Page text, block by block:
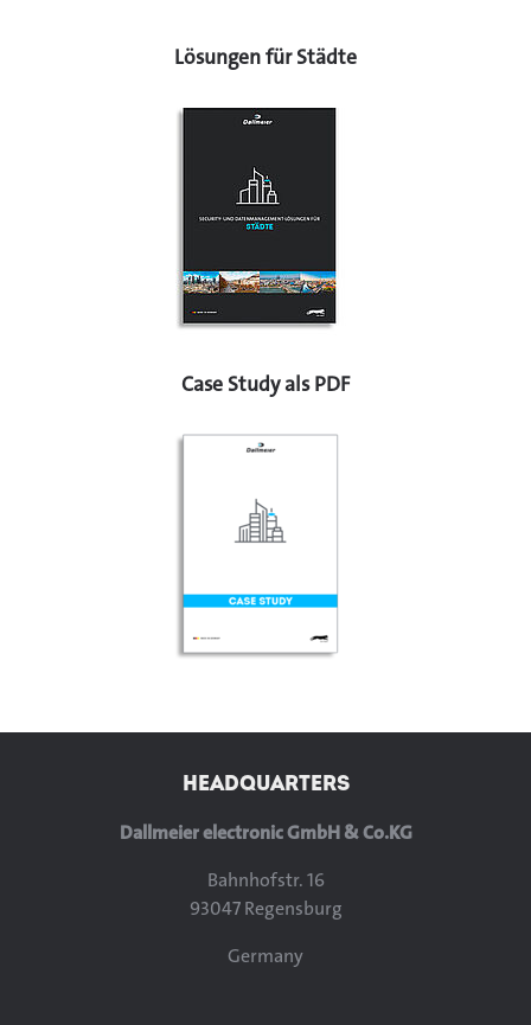
Lösungen für Städte
Case Study als PDF
HEADQUARTERS
Dallmeier electronic GmbH & Co.KG
Bahnhofstr. 16
93047 Regensburg
Germany